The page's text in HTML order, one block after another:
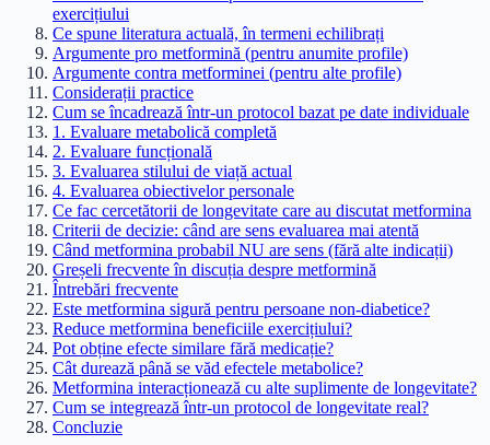
exercițiului
Ce spune literatura actuală, în termeni echilibrați
Argumente pro metformină (pentru anumite profile)
Argumente contra metforminei (pentru alte profile)
Considerații practice
Cum se încadrează într-un protocol bazat pe date individuale
1. Evaluare metabolică completă
2. Evaluare funcțională
3. Evaluarea stilului de viață actual
4. Evaluarea obiectivelor personale
Ce fac cercetătorii de longevitate care au discutat metformina
Criterii de decizie: când are sens evaluarea mai atentă
Când metformina probabil NU are sens (fără alte indicații)
Greșeli frecvente în discuția despre metformină
Întrebări frecvente
Este metformina sigură pentru persoane non-diabetice?
Reduce metformina beneficiile exercițiului?
Pot obține efecte similare fără medicație?
Cât durează până se văd efectele metabolice?
Metformina interacționează cu alte suplimente de longevitate?
Cum se integrează într-un protocol de longevitate real?
Concluzie